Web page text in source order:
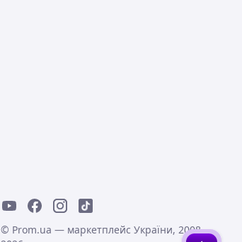
© Prom.ua — маркетплейс України, 2008-